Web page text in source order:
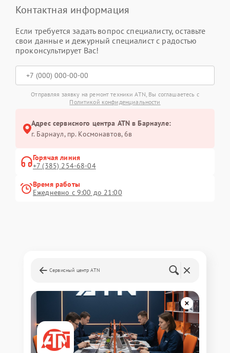
Контактная информация
Если требуется задать вопрос специалисту, оставьте
свои данные и дежурный специалист с радостью
проконсультирует Вас!
Отправляя заявку на ремонт техники ATN, Вы соглашаетесь с
Политикой конфиденциальности
Адрес сервисного центра ATN в Барнауле:
г. Барнаул, ​пр. Космонавтов, 6в
Горячая линия
+7 (385) 254-68-04
Время работы
Ежедневно с 9:00 до 21:00
Сервисный центр ATN